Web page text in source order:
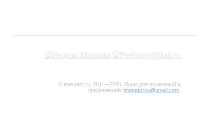
© imenator.ru, 2011—2026. Ящик для пожеланий и
предложений:imenator.ru@gmail.com